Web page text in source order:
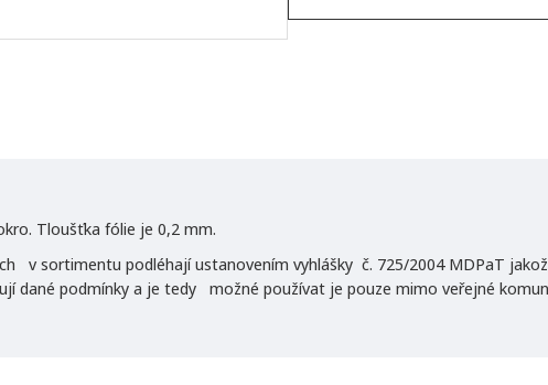
Tloušťka fólie je 0,2 mm.
v sortimentu podléhají ustanovením vyhlášky č. 725/2004 MDPaT
dané podmínky a je tedy možné používat je pouze mimo veřejné